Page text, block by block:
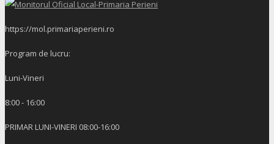
https://mol.primariaperieni.ro
Program de lucru:
Luni-Vineri
8:00 - 16:00
PRIMAR LUNI-VINERI 08:00-16:00